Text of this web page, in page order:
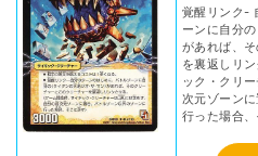
覚醒リンク-
ーンに自分の
があれば、
を裏返しリ
ック・クリ
次元ゾーン
行った場合